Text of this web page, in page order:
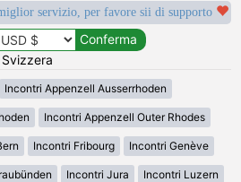
servizio, per favore sii di supporto
Incontri Appenzell Ausserrhoden
Incontri Appenzell Outer Rhodes
Incontri Fribourg Incontri Genève
Incontri Jura Incontri Luzern